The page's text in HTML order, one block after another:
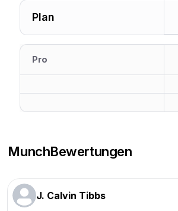
Plan
Pro
MunchBewertungen
J. Calvin Tibbs